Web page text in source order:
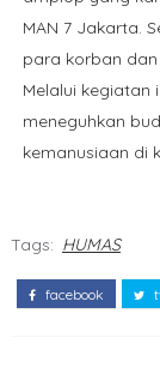
MAN 7 Jakarta.
para korban
Melalui kegiatan
meneguhkan
kemanusiaan di
Tags: HUMAS
facebook